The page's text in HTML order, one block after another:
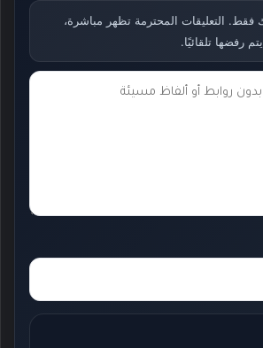
التعليقات المحترمة تظهر مباشرة،
رفضها تلقائيًا.